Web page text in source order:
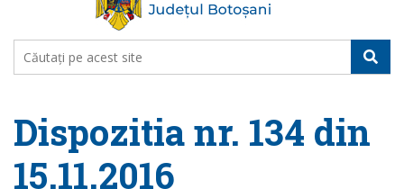
Dispozitia nr. 134 din
15.11.2016